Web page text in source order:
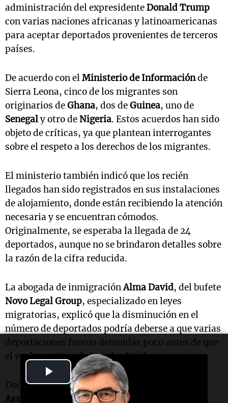
Play
Video
administración del expresidenteDonald Trump
con varias naciones africanas y latinoamericanas
para aceptar deportados provenientes de terceros
países.
De acuerdo con elMinisterio de Informaciónde
Sierra Leona, cinco de los migrantes son
originarios deGhana, dos deGuinea, uno de
Senegaly otro deNigeria. Estos acuerdos han sido
objeto de críticas, ya que plantean interrogantes
sobre el respeto a los derechos de los migrantes.
El ministerio también indicó que los recién
llegados han sido registrados en sus instalaciones
de alojamiento, donde están recibiendo la atención
necesaria y se encuentran cómodos.
Originalmente, se esperaba la llegada de 24
deportados, aunque no se brindaron detalles sobre
la razón de la cifra reducida.
La abogada de inmigraciónAlma David, del bufete
Novo Legal Group, especializado en leyes
migratorias, explicó que la disminución en el
número de deportados podría deberse a que varias
deportaciones fueron detenidas poco antes de que
el vuelo partiera de Estados Unidos.
Documentos judiciales a los que tuvo acceso la
Associated Pressrevelan que un juez federal